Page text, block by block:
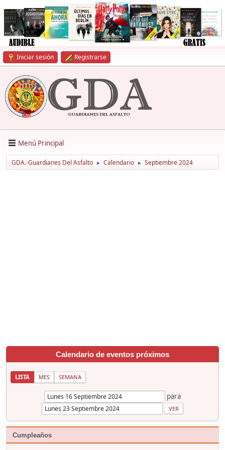
Iniciar sesión Registrarse
Menú Principal
GDA.-Guardianes Del Asfalto ► Calendario ► Septiembre 2024
Calendario de eventos próximos
LISTA MES SEMANA
para
Cumpleaños